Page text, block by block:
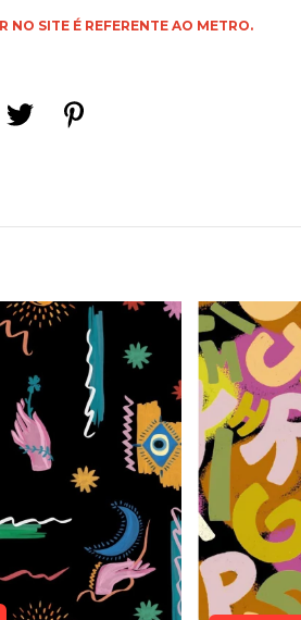
NO SITE É REFERENTE AO METRO.